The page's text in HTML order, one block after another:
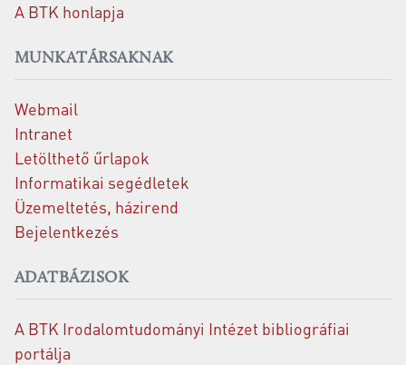
A BTK honlapja
MUNKATÁRSAKNAK
Webmail
Intranet
Letölthető űrlapok
Informatikai segédletek
Üzemeltetés, házirend
Bejelentkezés
ADATBÁZISOK
A BTK Irodalomtudományi Intézet bibliográfiai
portálja